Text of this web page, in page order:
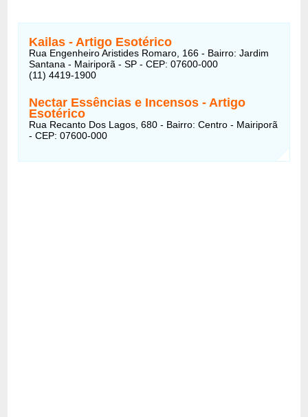
Kailas - Artigo Esotérico
Rua Engenheiro Aristides Romaro, 166 - Bairro: Jardim
Santana - Mairiporã - SP - CEP: 07600-000
(11) 4419-1900
Nectar Essências e Incensos - Artigo
Esotérico
Rua Recanto Dos Lagos, 680 - Bairro: Centro - Mairiporã
- CEP: 07600-000